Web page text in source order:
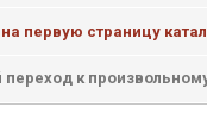
первую страницу
к